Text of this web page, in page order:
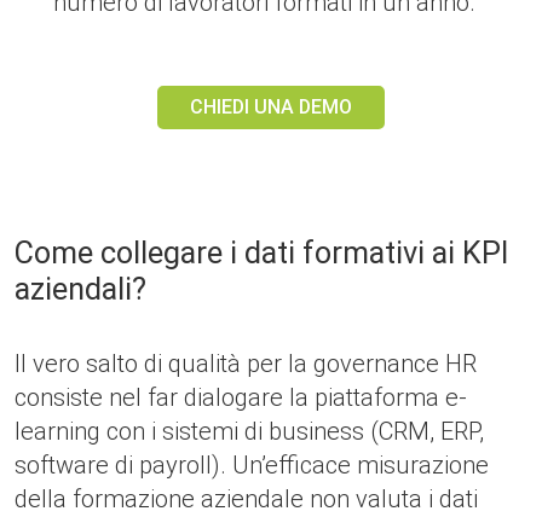
CHIEDI UNA DEMO
Come collegare i dati formativi ai KPI
aziendali?
Il vero salto di qualità per la governance HR
consiste nel far dialogare la piattaforma e-
learning con i sistemi di business (CRM, ERP,
software di payroll). Un’efficace misurazione
della formazione aziendale non valuta i dati